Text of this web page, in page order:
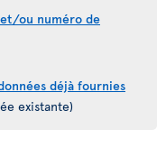
ou numéro de
déjà fournies
existante)